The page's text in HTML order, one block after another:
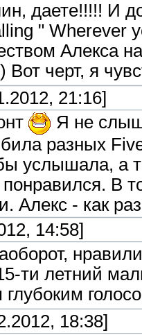
даете!!!!! И
" Wherever
Алекса
Вот черт, я
21:16]
Я не
разных
услышала, а
В
Алекс - как
14:58]
ти летний
18:38]